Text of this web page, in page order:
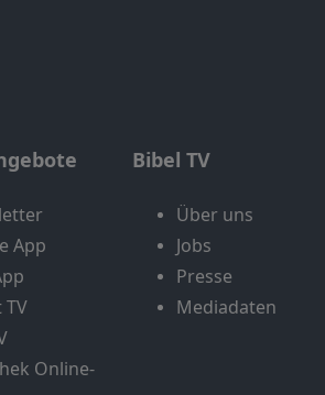
App
TV
Online-
Bibel TV
Über uns
Jobs
Presse
Mediadaten